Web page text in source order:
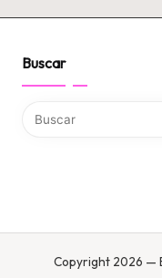
Buscar
Copyright 2026 —